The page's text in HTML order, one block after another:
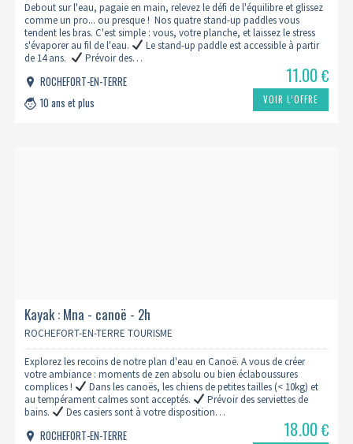
Debout sur l'eau, pagaie en main, relevez le défi de l'équilibre et glissez
comme un pro... ou presque ! Nos quatre stand-up paddles vous
tendent les bras. C'est simple : vous, votre planche, et laissez le stress
s'évaporer au fil de l'eau.
Le stand-up paddle est accessible à partir
de 14 ans.
Prévoir des…
ROCHEFORT-EN-TERRE
10 ans et plus
11.00€
VOIR L’OFFRE
Kayak : Mna - canoë - 2h
ROCHEFORT-EN-TERRE TOURISME
Explorez les recoins de notre plan d'eau en Canoë. A vous de créer
votre ambiance : moments de zen absolu ou bien éclaboussures
complices !
Dans les canoës, les chiens de petites tailles (< 10kg) et
au tempérament calmes sont acceptés.
Prévoir des serviettes de
bains.
Des casiers sont à votre disposition…
ROCHEFORT-EN-TERRE
18.00€